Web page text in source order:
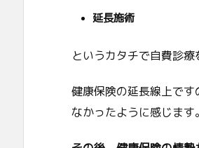
延長施術
というカタチで自費診療
健康保険の延長線上で
なかったように感じます。